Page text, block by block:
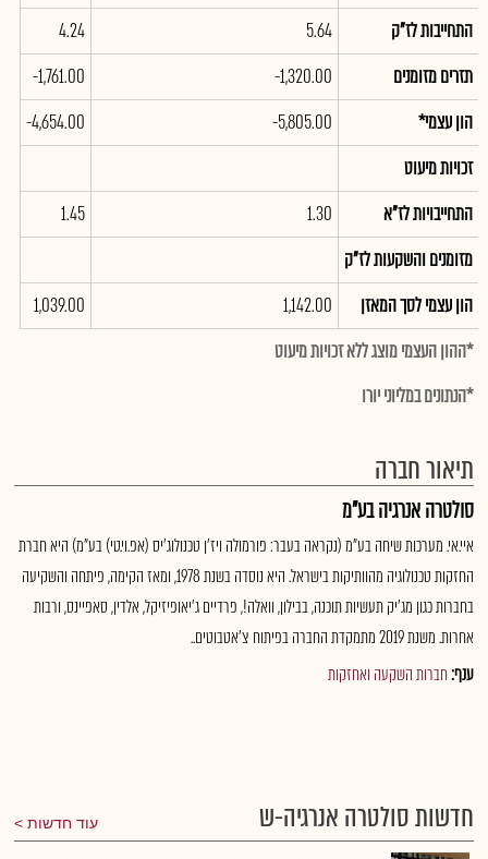
התחייבות לז"ק
5.64
4.24
תזרים מזומנים
-1,320.00
-1,761.00
הון עצמי*
-5,805.00
-4,654.00
זכויות מיעוט
התחייבויות לז"א
1.30
1.45
מזומנים והשקעות לז"ק
הון עצמי לסך המאזן
1,142.00
1,039.00
*ההון העצמי מוצג ללא זכויות מיעוט
*הנתונים במליוני יורו
תיאור חברה
סולטרה אנרגיה בע"מ
איי.אי. מערכות שיחה בע"מ (נקראה בעבר: פורמולה ויז'ן טכנולוג'יס (אפ.וי.טי) בע"מ) היא חברת
החזקות טכנולוגיה מהוותיקות בישראל. היא נוסדה בשנת 1978, ומאז הקימה, פיתחה והשקיעה
בחברות כגון מג'יק תעשיות תוכנה, בבילון, וואלה!, פרדיים ג'יאופיזיקל, אלדין, סאפיינס, ורבות
אחרות. משנת 2019 מתמקדת החברה בפיתוח צ'אטבוטים..
ענף:חברות השקעה ואחזקות
חדשות סולטרה אנרגיה-ש עוד חדשות